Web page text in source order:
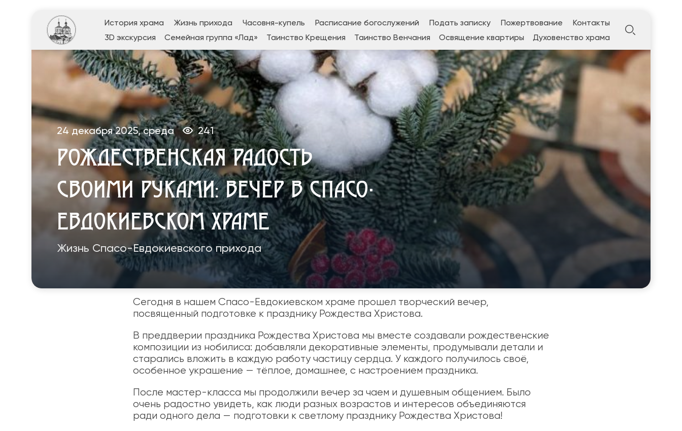
История храма Жизнь прихода Часовня-купель Расписание богослужений Подать записку Пожертвование
Контакты
3D экскурсия
Семейная группа «Лад» Таинство Крещения Таинство Венчания Освящение квартиры Духовенство храма
24 декабря 2025, среда 241
РОЖДЕСТВЕНСКАЯ РАДОСТЬ
СВОИМИ РУКАМИ: ВЕЧЕР В СПАСО-
ЕВДОКИЕВСКОМ ХРАМЕ
Жизнь Спасо-Евдокиевского прихода
Сегодня в нашем Спасо-Евдокиевском храме прошел творческий вечер,
посвященный подготовке к празднику Рождества Христова.
В преддверии праздника Рождества Христова мы вместе создавали рождественские
композиции из нобилиса: добавляли декоративные элементы, продумывали детали и
старались вложить в каждую работу частицу сердца. У каждого получилось своё,
особенное украшение — тёплое, домашнее, с настроением праздника.
После мастер-класса мы продолжили вечер за чаем и душевным общением. Было
очень радостно увидеть, как люди разных возрастов и интересов объединяются
ради одного дела — подготовки к светлому празднику Рождества Христова!